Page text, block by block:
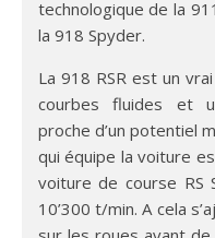
technologique de la
la 918 Spyder.
La 918 RSR est un
courbes fluides et
proche d’un potentiel
qui équipe la voiture
voiture de course RS
10’300 t/min. A cela